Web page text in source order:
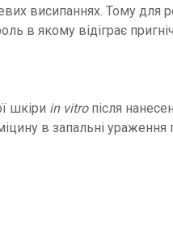
висипаннях. Тому
в якому відіграє
шкіри in vitroпісля
в запальні ураження